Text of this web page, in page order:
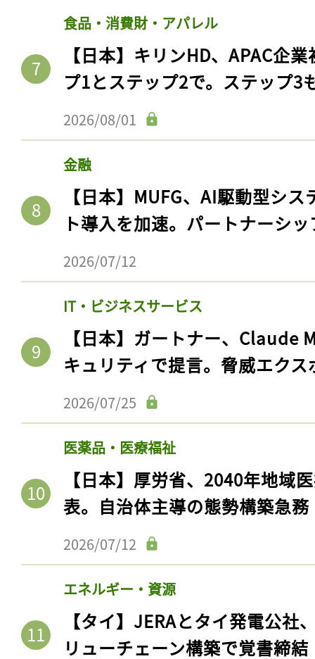
食品・消費財・アパレル
【日本】キリンHD、APAC企
プ1とステップ2で。ステップ3
2026/08/01
金融
【日本】MUFG、AI駆動型シ
ト導入を加速。パートナーシ
2026/07/12
IT・ビジネスサービス
【日本】ガートナー、Claude
キュリティで提言。脅威エク
2026/07/25
医薬品・医療福祉
【日本】厚労省、2040年地域
表。自治体主導の態勢構築急務
2026/07/12
エネルギー・資源
【タイ】JERAとタイ発電公社
リューチェーン構築で覚書締結